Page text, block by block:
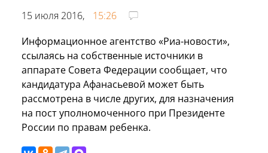
15 июля 2016,
15:26
Информационное агентство «Риа-новости»,
ссылаясь на собственные источники в
аппарате Совета Федерации сообщает, что
кандидатура Афанасьевой может быть
рассмотрена в числе других, для назначения
на пост уполномоченного при Президенте
России по правам ребенка.